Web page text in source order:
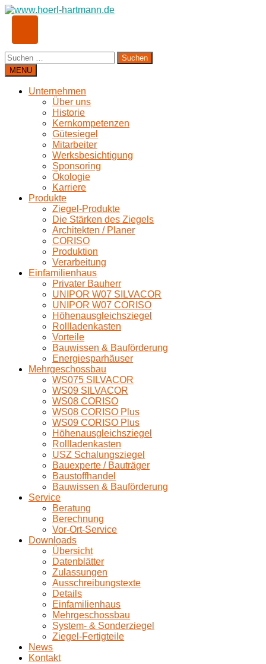
Suchen
nach:
MENU
Unternehmen
Über uns
Historie
Kernkompetenzen
Gütesiegel
Mitarbeiter
Werksbesichtigung
Sponsoring
Ökologie
Karriere
Produkte
Ziegel-Produkte
Die Stärken des Ziegels
Architekten / Planer
CORISO
Produktion
Verarbeitung
Einfamilienhaus
Privater Bauherr
UNIPOR W07 SILVACOR
UNIPOR W07 CORISO
Höhenausgleichsziegel
Rollladenkasten
Vorteile
Bauwissen & Bauförderung
Energiesparhäuser
Mehrgeschossbau
WS075 SILVACOR
WS09 SILVACOR
WS08 CORISO
WS08 CORISO Plus
WS09 CORISO Plus
Höhenausgleichsziegel
Rollladenkasten
USZ Schalungsziegel
Bauexperte / Bauträger
Baustoffhandel
Bauwissen & Bauförderung
Service
Beratung
Berechnung
Vor-Ort-Service
Downloads
Übersicht
Datenblätter
Zulassungen
Ausschreibungstexte
Details
Einfamilienhaus
Mehrgeschossbau
System- & Sonderziegel
Ziegel-Fertigteile
News
Kontakt